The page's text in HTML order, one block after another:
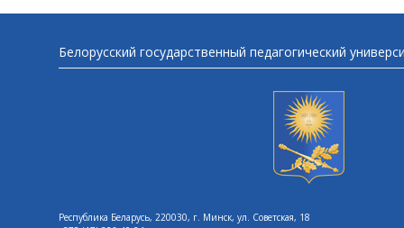
Белорусский государственный педагогический
Республика Беларусь, 220030, г. Минск, ул. Советская, 18